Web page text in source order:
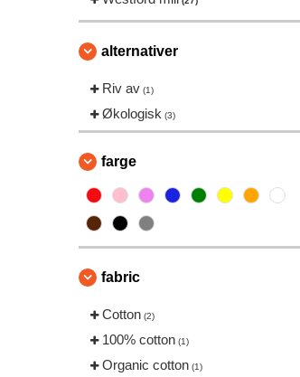
alternativer
Riv av (1)
Økologisk (3)
farge
fabric
Cotton (2)
100% cotton (1)
Organic cotton (1)